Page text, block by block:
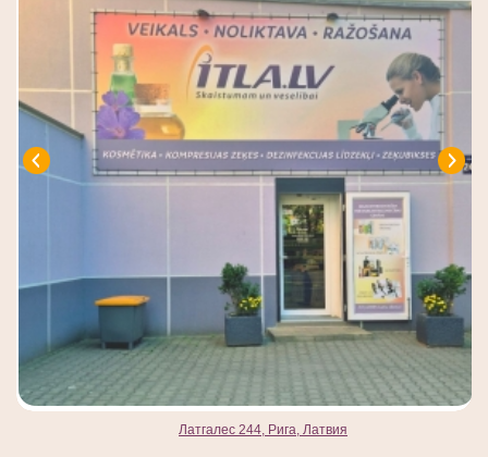
Латгалес 244, Рига, Латвия